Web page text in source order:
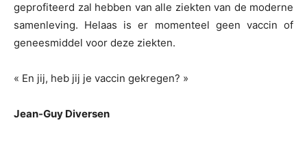
geprofiteerd zal hebben van alle ziekten van de moderne
samenleving. Helaas is er momenteel geen vaccin of
geneesmiddel voor deze ziekten.
« En jij, heb jij je vaccin gekregen? »
Jean-Guy Diversen